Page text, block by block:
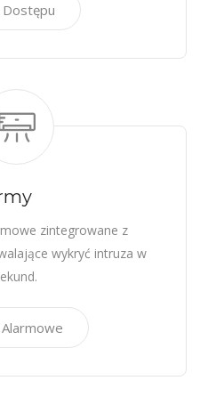
zintegrowane z
wykryć intruza w